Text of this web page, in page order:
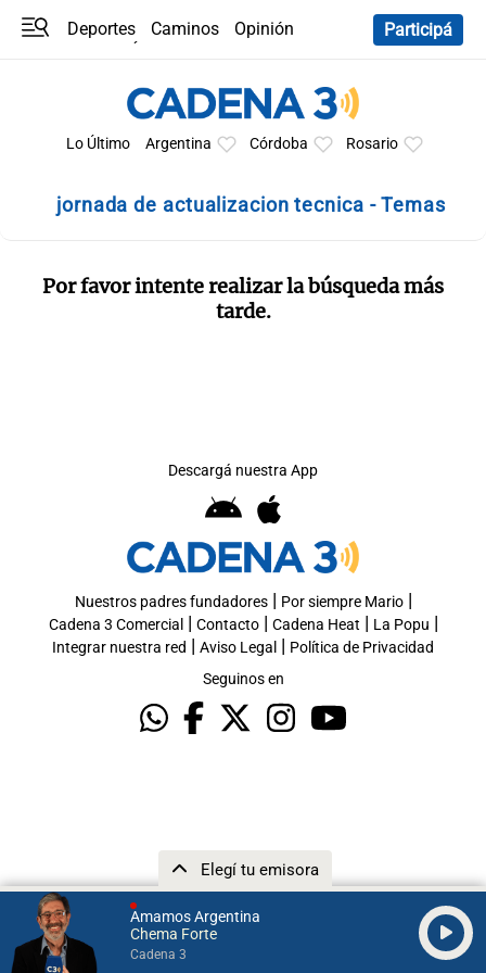
Amamos Argentina
Chema Forte
Cadena 3
Elegí tu emisora
Deportes Caminos
Opinión
Participá
Lo Último Argentina Córdoba Rosario
jornada de actualizacion tecnica - Temas
Por favor intente realizar la búsqueda más
tarde.
Descargá nuestra App
Nuestros padres fundadores| Por siempre Mario|
Cadena 3 Comercial | Contacto| Cadena Heat | La Popu |
Integrar nuestra red | Aviso Legal | Política de Privacidad
Seguinos en